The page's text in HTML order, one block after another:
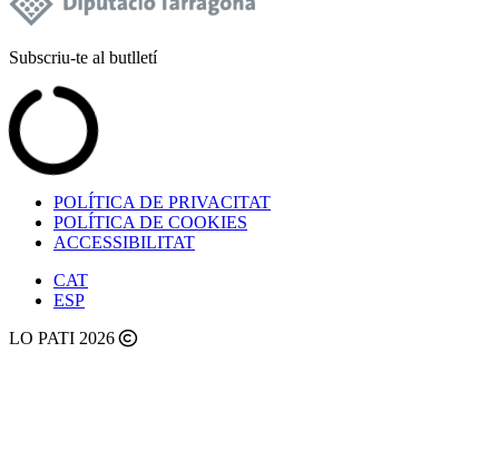
Subscriu-te al butlletí
POLÍTICA DE PRIVACITAT
POLÍTICA DE COOKIES
ACCESSIBILITAT
CAT
ESP
LO PATI 2026